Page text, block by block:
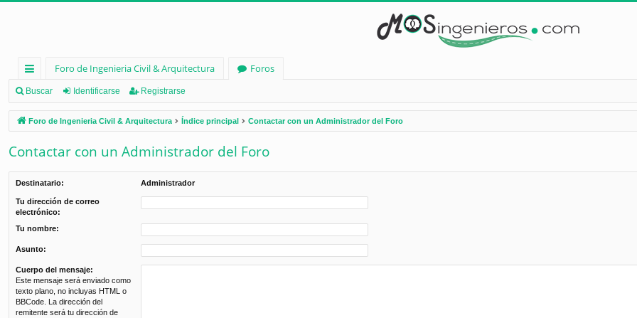
nl
ac
es
rá
pi
d
Foro de Ingenieria Civil & Arquitectura
Foros
Buscar Identificarse Registrarse
Foro de Ingenieria Civil & Arquitectura Índice principal Contactar con un Administrador del Foro
Contactar con un Administrador del Foro
Destinatario: Administrador
Tu dirección de correo
electrónico:
Tu nombre:
Asunto:
Cuerpo del mensaje:
Este mensaje será enviado como
texto plano, no incluyas HTML o
BBCode. La dirección del
remitente será tu dirección de